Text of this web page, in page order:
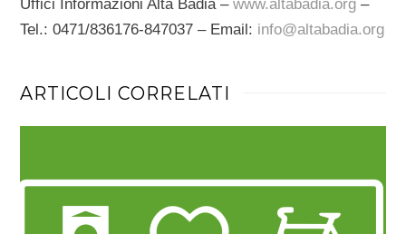
Uffici Informazioni Alta Badia –www.altabadia.org –
Tel.: 0471/836176-847037 – Email: info@altabadia.org
ARTICOLI CORRELATI